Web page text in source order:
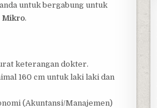
untuk bergabung untuk
Mikro.
keterangan dokter.
160 cm untuk laki laki dan
(Akuntansi/Manajemen)